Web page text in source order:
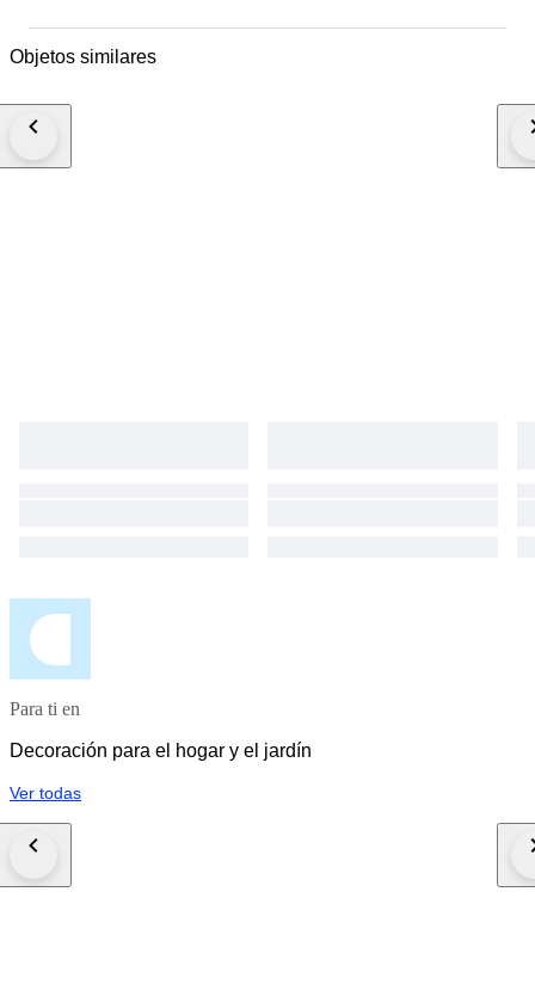
Objetos similares
Para ti en
Decoración para el hogar y el jardín
Ver todas